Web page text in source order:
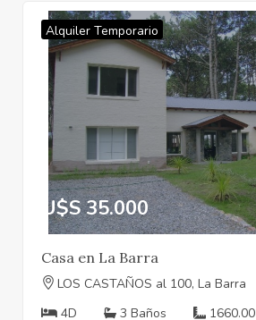
Alquiler Temporario
U$S 35.000
Casa en La Barra
LOS CASTAÑOS al 100, La Barra
4D
3 Baños 1660.00